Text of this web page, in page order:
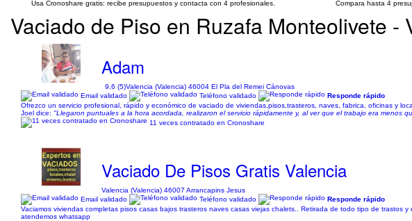
Usa Cronoshare gratis: recibe presupuestos y contacta con 4 profesionales.
Compara hasta 4
Vaciado de Piso en Ruzafa Monteolivete
Adam
9,6 (5)Valencia (Valencia) 46004 El Pla del Remei Cánovas
Email validado
Teléfono validado
Responde rápido
Ofrezco un servicio profesional, rápido y económico de vaciado de viviendas,pisos,trasteros, naves, fabrica, oficinas y
Joel dice: "Llegaron puntuales a la hora acordada, realizaron el servicio rápidamente y, al ver que el trabajo era menos
11 veces contratado en Cronoshare
Vaciado De Pisos Gratis Valencia
Valencia (Valencia) 46007 Arrancapins Jesus
Email validado
Teléfono validado
Responde rápido
Vaciamos viviendas completas pisos casas bajos trasteros naves casas viejas chalets.. Retirada de todo tipo de
atendemos whatsapp